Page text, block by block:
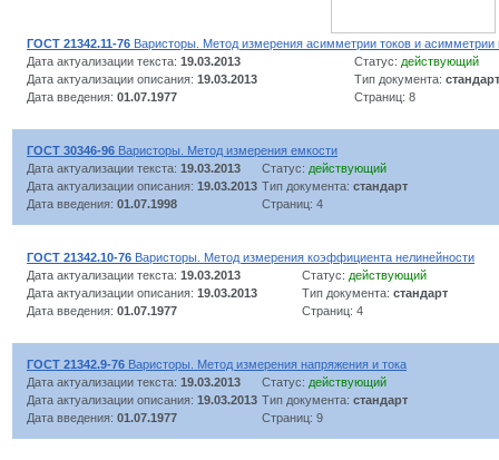
ГОСТ 21342.11-76 Варисторы. Метод измерения асимметрии токов и асимметрии
Дата актуализации текста: 19.03.2013 Статус: действующий
Дата актуализации описания: 19.03.2013 Тип документа: стандарт
Дата введения: 01.07.1977 Страниц: 8
ГОСТ 30346-96 Варисторы. Метод измерения емкости
Дата актуализации текста: 19.03.2013 Статус: действующий
Дата актуализации описания: 19.03.2013 Тип документа: стандарт
Дата введения: 01.07.1998 Страниц: 4
ГОСТ 21342.10-76 Варисторы. Метод измерения коэффициента нелинейности
Дата актуализации текста: 19.03.2013 Статус: действующий
Дата актуализации описания: 19.03.2013 Тип документа: стандарт
Дата введения: 01.07.1977 Страниц: 4
ГОСТ 21342.9-76 Варисторы. Метод измерения напряжения и тока
Дата актуализации текста: 19.03.2013 Статус: действующий
Дата актуализации описания: 19.03.2013 Тип документа: стандарт
Дата введения: 01.07.1977 Страниц: 9